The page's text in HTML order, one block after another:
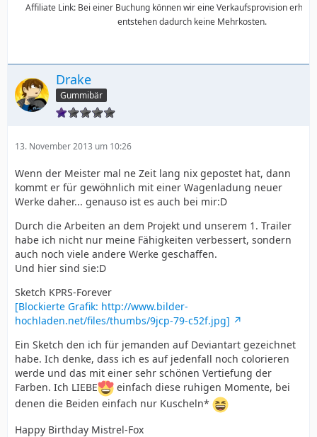
Affiliate Link: Bei einer Buchung können wir eine Verkaufsprovision
entstehen dadurch keine Mehrkosten.
Drake
Gummibär
13. November 2013 um 10:26
Wenn der Meister mal ne Zeit lang nix gepostet hat, dann
kommt er für gewöhnlich mit einer Wagenladung neuer
Werke daher... genauso ist es auch bei mir:D
Durch die Arbeiten an dem Projekt und unserem 1. Trailer
habe ich nicht nur meine Fähigkeiten verbessert, sondern
auch noch viele andere Werke geschaffen.
Und hier sind sie:D
Sketch KPRS-Forever
[Blockierte Grafik: http://www.bilder-
hochladen.net/files/thumbs/9jcp-79-c52f.jpg]
Ein Sketch den ich für jemanden auf Deviantart gezeichnet
habe. Ich denke, dass ich es auf jedenfall noch colorieren
werde und das mit einer sehr schönen Vertiefung der
Farben. Ich LIEBE
einfach diese ruhigen Momente, bei
denen die Beiden einfach nur Kuscheln*
Happy Birthday Mistrel-Fox